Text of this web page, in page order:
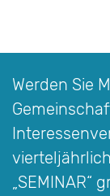
Werden Sie
„SEMINAR“